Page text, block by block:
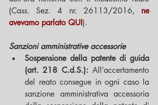
(Cass. Sez. 4 nr. 26113/2016, ne
avevamo parlato QUI).
Sanzioni amministrative accessorie
Sospensione della patente di guida
(art. 218 C.d.S.): All’accertamento
del reato consegue in ogni caso la
sanzione amministrativa accessoria